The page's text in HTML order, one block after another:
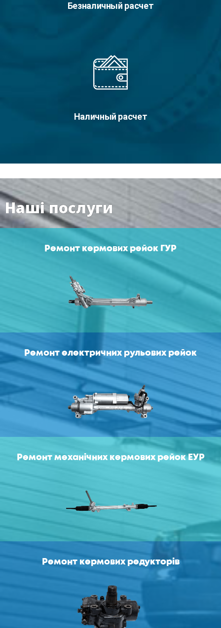
Безналичный расчет
Наличный расчет
Наші послуги
Ремонт кермових рейок ГУР
Ремонт електричних рульових рейок
Ремонт механічних кермових рейок ЕУР
Ремонт кермових редукторів